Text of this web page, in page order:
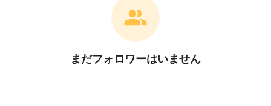
まだフォロワーはいません